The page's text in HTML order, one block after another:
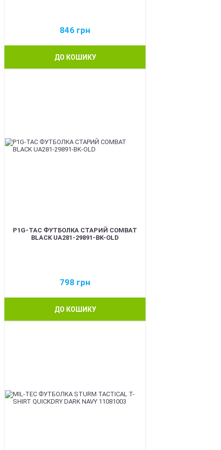
846 грн
ДО КОШИКУ
P1G-TAC ФУТБОЛКА СТАРИЙ COMBAT
BLACK UA281-29891-BK-OLD
798 грн
ДО КОШИКУ